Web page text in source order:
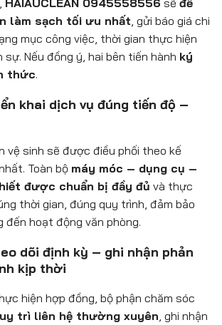
làm sạch tối ưu nhất , gửi báo giá chi
mục công việc, thời gian thực hiện
Nếu đồng ý, hai bên tiến hành ký
thức.
khai dịch vụ đúng tiến độ –
vệ sinh sẽ được điều phối theo kế
Toàn bộ máy móc – dụng cụ –
được chuẩn bị đầy đủ và thực
thời gian, đúng quy trình, đảm bảo
đến hoạt động văn phòng.
dõi định kỳ – ghi nhận phản
kịp thời
hiện hợp đồng, bộ phận chăm sóc
trì liên hệ thường xuyên , ghi nhận